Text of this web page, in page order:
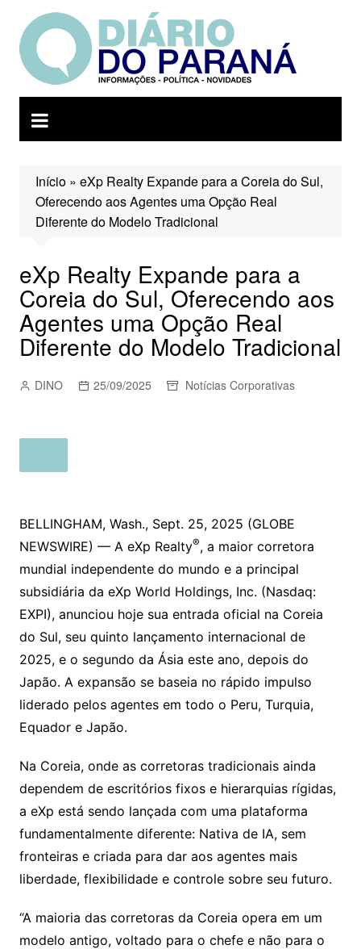
para
conteúdo
Início» eXp Realty Expande para a Coreia do Sul,
Oferecendo aos Agentes uma Opção Real
Diferente do Modelo Tradicional
eXp Realty Expande para a
Coreia do Sul, Oferecendo aos
Agentes uma Opção Real
Diferente do Modelo Tradicional
DINO 25/09/2025 Notícias Corporativas
BELLINGHAM, Wash., Sept. 25, 2025 (GLOBE
NEWSWIRE) — A eXp Realty®, a maior corretora
mundial independente do mundo e a principal
subsidiária da eXp World Holdings, Inc. (Nasdaq:
EXPI), anunciou hoje sua entrada oficial na Coreia
do Sul, seu quinto lançamento internacional de
2025, e o segundo da Ásia este ano, depois do
Japão. A expansão se baseia no rápido impulso
liderado pelos agentes em todo o Peru, Turquia,
Equador e Japão.
Na Coreia, onde as corretoras tradicionais ainda
dependem de escritórios fixos e hierarquias rígidas,
a eXp está sendo lançada com uma plataforma
fundamentalmente diferente: Nativa de IA, sem
fronteiras e criada para dar aos agentes mais
liberdade, flexibilidade e controle sobre seu futuro.
“A maioria das corretoras da Coreia opera em um
modelo antigo, voltado para o chefe e não para o